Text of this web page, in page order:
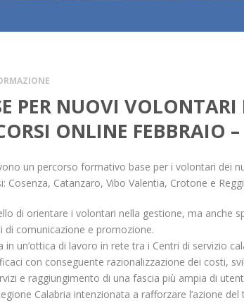
PER NUOVI
ONLINE FEBBRAIO
un percorso formativo base per i volontari dei
Cosenza, Catanzaro, Vibo Valentia, Crotone e
di orientare i volontari nella gestione, ma anche
di comunicazione e promozione.
un’ottica di lavoro in rete tra i Centri di servizio
con conseguente razionalizzazione dei costi,
e raggiungimento di una fascia più ampia di
Calabria intenzionata a rafforzare l’azione